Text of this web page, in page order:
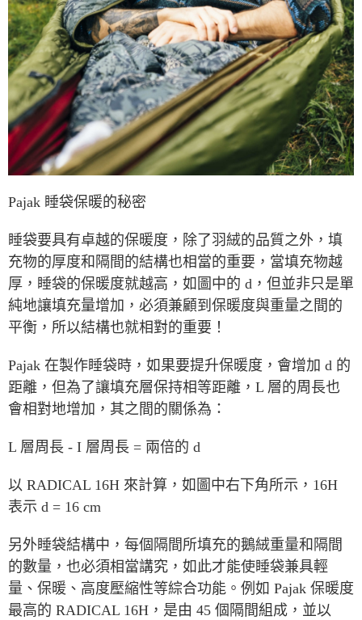
Pajak 睡袋保暖的秘密
睡袋要具有卓越的保暖度，除了羽絨的品質之外，填
充物的厚度和隔間的結構也相當的重要，當填充物越
厚，睡袋的保暖度就越高，如圖中的 d，但並非只是單
純地讓填充量增加，必須兼顧到保暖度與重量之間的
平衡，所以結構也就相對的重要！
Pajak 在製作睡袋時，如果要提升保暖度，會增加 d 的
距離，但為了讓填充層保持相等距離，L 層的周長也
會相對地增加，其之間的關係為：
L 層周長 - I 層周長 = 兩倍的 d
以 RADICAL 16H 來計算，如圖中右下角所示，16H
表示 d = 16 cm
另外睡袋結構中，每個隔間所填充的鵝絨重量和隔間
的數量，也必須相當講究，如此才能使睡袋兼具輕
量、保暖、高度壓縮性等綜合功能。例如 Pajak 保暖度
最高的 RADICAL 16H，是由 45 個隔間組成，並以